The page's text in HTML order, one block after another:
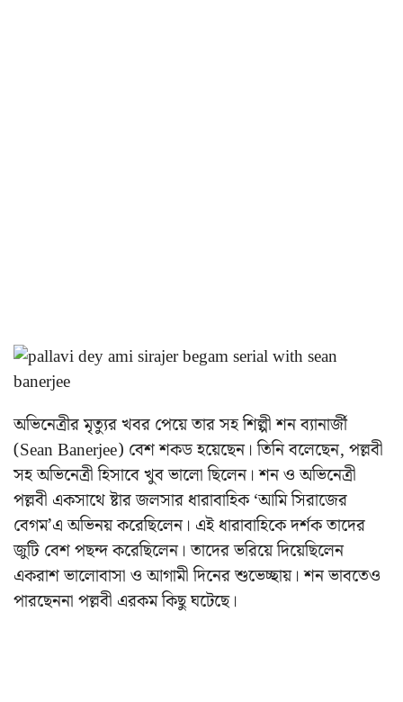
অভিনেত্রীর মৃত্যুর খবর পেয়ে তার সহ শিল্পী শন ব্যানার্জী
(Sean Banerjee) বেশ শকড হয়েছেন। তিনি বলেছেন, পল্লবী
সহ অভিনেত্রী হিসাবে খুব ভালো ছিলেন। শন ও অভিনেত্রী
পল্লবী একসাথে ষ্টার জলসার ধারাবাহিক ‘আমি সিরাজের
বেগম’এ অভিনয় করেছিলেন। এই ধারাবাহিকে দর্শক তাদের
জুটি বেশ পছন্দ করেছিলেন। তাদের ভরিয়ে দিয়েছিলেন
একরাশ ভালোবাসা ও আগামী দিনের শুভেচ্ছায়। শন ভাবতেও
পারছেননা পল্লবী এরকম কিছু ঘটেছে।